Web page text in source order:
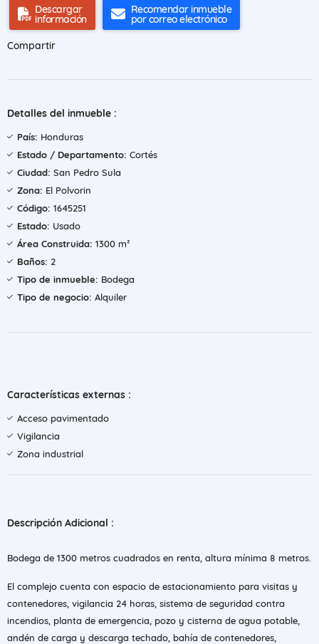
Descargar
información
Recomendar inmueble
por correo electrónico
Compartir
Detalles del inmueble :
País: Honduras
Estado / Departamento: Cortés
Ciudad: San Pedro Sula
Zona: El Polvorin
Código: 1645251
Estado: Usado
Área Construida: 1300 m²
Baños: 2
Tipo de inmueble: Bodega
Tipo de negocio: Alquiler
Características externas :
Acceso pavimentado
Vigilancia
Zona industrial
Descripción Adicional :
Bodega de 1300 metros cuadrados en renta, altura mínima 8 metros.
El complejo cuenta con espacio de estacionamiento para visitas y
contenedores, vigilancia 24 horas, sistema de seguridad contra
incendios, planta de emergencia, pozo y cisterna de agua potable,
andén de carga y descarga techado, bahía de contenedores,